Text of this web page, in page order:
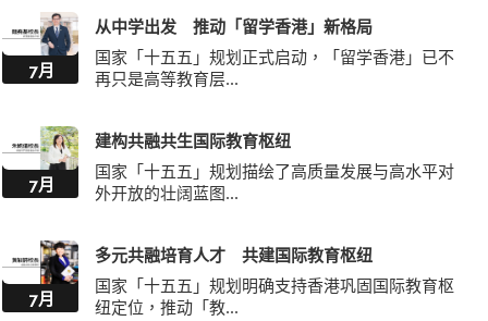
7月
从中学出发 推动「留学香港」新格局
国家「十五五」规划正式启动，「留学香港」已不
再只是高等教育层...
7月
建构共融共生国际教育枢纽
国家「十五五」规划描绘了高质量发展与高水平对
外开放的壮阔蓝图...
7月
多元共融培育人才 共建国际教育枢纽
国家「十五五」规划明确支持香港巩固国际教育枢
纽定位，推动「教...